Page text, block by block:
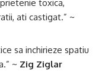
toxica,
ati castigat.” ~
sa inchirieze spatiu
~ Zig Ziglar